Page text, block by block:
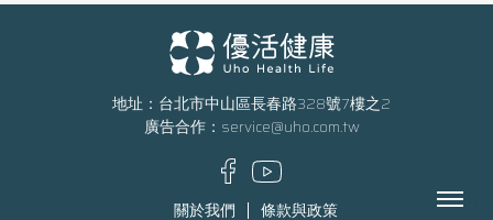
地址：台北市中山區長春路328號7樓之2
廣告合作： service@uho.com.tw
關於我們 條款與政策 Menu